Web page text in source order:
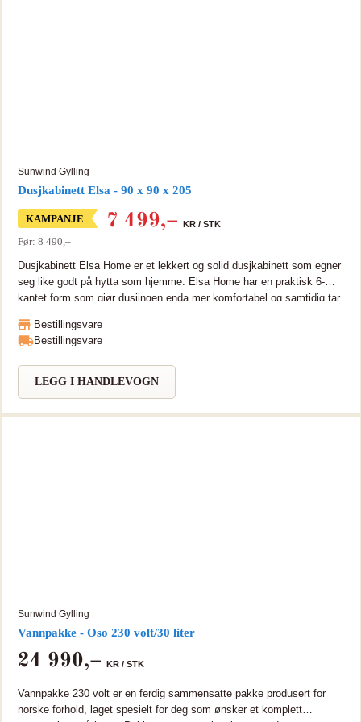
Sunwind Gylling
Dusjkabinett Elsa - 90 x 90 x 205
KAMPANJE 7 499,– KR / STK
Før: 8 490,–
Dusjkabinett Elsa Home er et lekkert og solid dusjkabinett som egner
seg like godt på hytta som hjemme. Elsa Home har en praktisk 6-
kantet form som gjør dusjingen enda mer komfortabel og samtidig tar
elementer for rask og enkel montering. Stilrent design og høy kvalitet
- hjemme eller på hytta! Dusjkabinettet har profiler i hvitlakkert
justerbare trinser både oppe og nede på døren. Den avtagbare fronten
gjør det lettere å få rengjort, få tilgang til sluktet og monteringen blir
enklere. Bærekonstruksjonen er i rustfritt stål. Unngå vannsøl med
Bestillingsvare
Bestillingsvare
LEGG I HANDLEVOGN
Sunwind Gylling
Vannpakke - Oso 230 volt/30 liter
24 990,– KR / STK
Vannpakke 230 volt er en ferdig sammensatte pakke produsert for
norske forhold, laget spesielt for deg som ønsker et komplett